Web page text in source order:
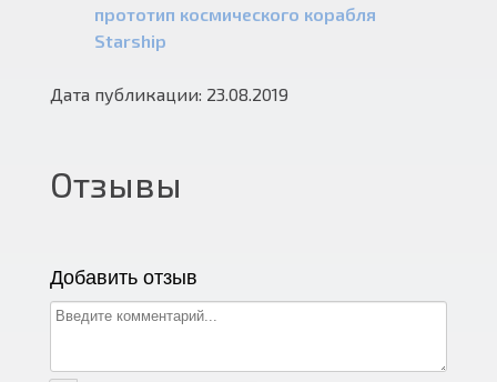
прототип космического корабля
Starship
Дата публикации: 23.08.2019
Отзывы
Добавить отзыв